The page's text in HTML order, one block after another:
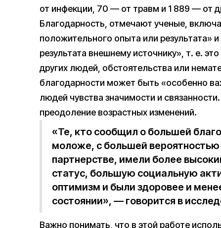
от инфекции, 70 — от травм и 1 889 — от
Благодарность, отмечают ученые,
положительного опыта или результата»
результата внешнему источнику», т. е.
других людей, обстоятельства или
благодарности может быть «особенно
людей чувства значимости и
преодоление возрастных изменений.
«Те, кто сообщил о большей
моложе, с большей вероятностью
партнерстве, имели более
статус, большую социальную
оптимизм и были здоровее и
состоянии», — говорится в
Важно понимать, что в этой работе